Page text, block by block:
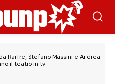
RaiTre, Stefano Massini e Andrea
il teatro in tv